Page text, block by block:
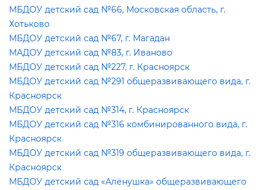
МБДОУ детский сад №66, Московская область, г.
Хотьково
МБДОУ детский сад №67, г. Магадан
МАДОУ детский сад №83, г. Иваново
МБДОУ детский сад №227, г. Красноярск
МБДОУ детский сад №291 общеразвивающего вида, г.
Красноярск
МБДОУ детский сад №314, г. Красноярск
МБДОУ детский сад №316 комбинированного вида, г.
Красноярск
МБДОУ детский сад №319 общеразвивающего вида, г.
Красноярск
МБДОУ детский сад «Алёнушка» общеразвивающего